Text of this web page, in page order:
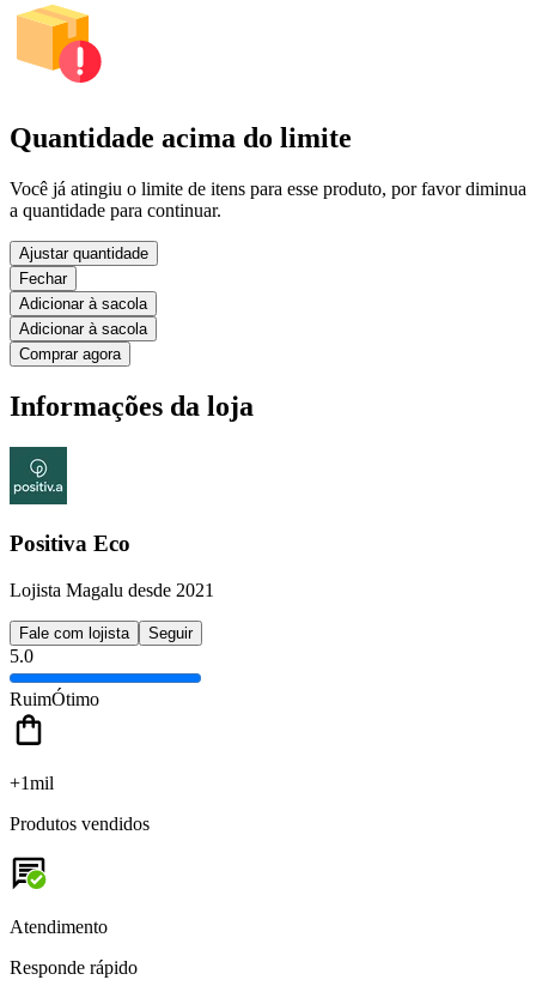
Quantidade acima do limite
Você já atingiu o limite de itens para esse produto, por favor diminua
a quantidade para continuar.
Ajustar quantidade
Fechar
Adicionar à sacola
Adicionar à sacola
Comprar agora
Informações da loja
Positiva Eco
Lojista Magalu desde 2021
Fale com lojista Seguir
5.0
RuimÓtimo
+1mil
Produtos vendidos
Atendimento
Responde rápido